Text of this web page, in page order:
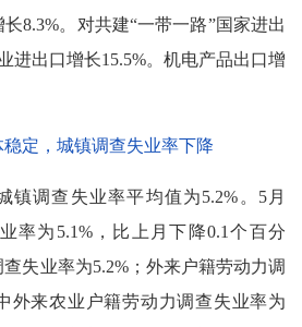
8.3%。对共建“一带一路”国家进出
进出口增长15.5%。机电产品出口增
定，城镇调查失业率下降
镇调查失业率平均值为5.2%。5月
率为5.1%，比上月下降0.1个百分
失业率为5.2%；外来户籍劳动力调
外来农业户籍劳动力调查失业率为